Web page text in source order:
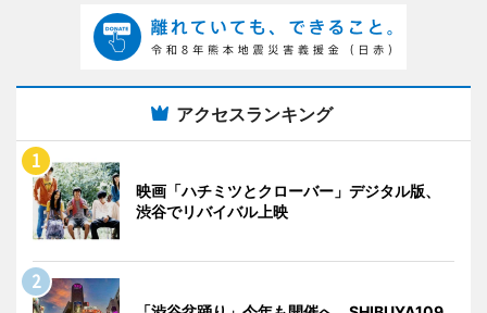
アクセスランキング
映画「ハチミツとクローバー」デジタル版、
渋谷でリバイバル上映